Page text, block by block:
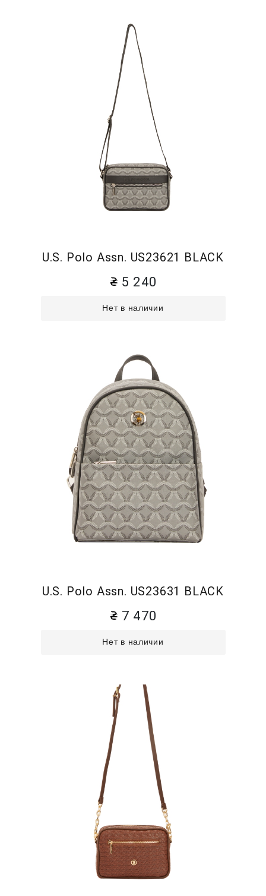
U.S. Polo Assn. US23621 BLACK
5 240
Нет в наличии
U.S. Polo Assn. US23631 BLACK
7 470
Нет в наличии